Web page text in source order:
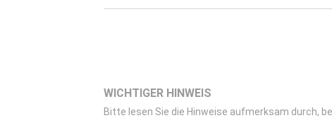
WICHTIGER HINWEIS
Bitte lesen Sie die Hinweise aufmerksam durch,